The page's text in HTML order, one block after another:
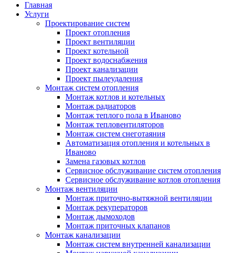
Главная
Услуги
Проектирование систем
Проект отопления
Проект вентиляции
Проект котельной
Проект водоснабжения
Проект канализации
Проект пылеудаления
Монтаж систем отопления
Монтаж котлов и котельных
Монтаж радиаторов
Монтаж теплого пола в Иваново
Монтаж тепловентиляторов
Монтаж систем снеготаяния
Автоматизация отопления и котельных в
Иваново
Замена газовых котлов
Сервисное обслуживание систем отопления
Сервисное обслуживание котлов отопления
Монтаж вентиляции
Монтаж приточно-вытяжной вентиляции
Монтаж рекуператоров
Монтаж дымоходов
Монтаж приточных клапанов
Монтаж канализации
Монтаж систем внутренней канализации